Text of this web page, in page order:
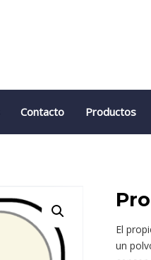
Contacto Productos
El
un